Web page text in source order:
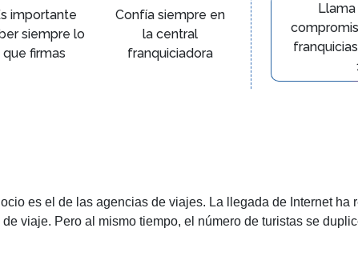
importante
siempre lo
que firmas
Confía siempre en
la central
franquiciadora
Llama
es el de las agencias de viajes. La llegada de Internet ha
viaje. Pero al mismo tiempo, el número de turistas se